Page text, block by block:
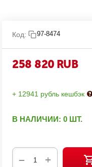
Код: 97-8474
258 820 RUB
В НАЛИЧИИ: 0 ШТ.
+ 12941 рубль кешбэк
+
−